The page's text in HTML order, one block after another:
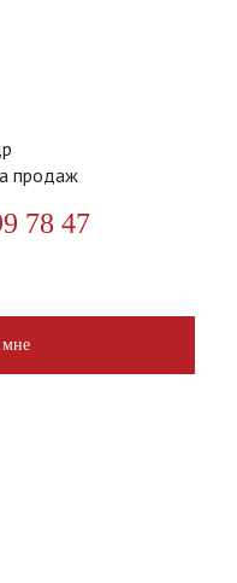
продаж
78 47
мне